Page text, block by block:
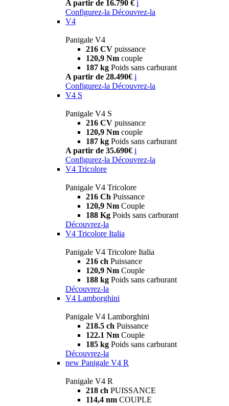
A partir de 16.790 € i
Configurez-la Découvrez-la
V4
Panigale V4
216 CV puissance
120,9 Nm couple
187 kg Poids sans carburant
A partir de 28.490€ i
Configurez-la Découvrez-la
V4 S
Panigale V4 S
216 CV puissance
120,9 Nm couple
187 kg Poids sans carburant
A partir de 35.690€ i
Configurez-la Découvrez-la
V4 Tricolore
Panigale V4 Tricolore
216 Ch Puissance
120,9 Nm Couple
188 Kg Poids sans carburant
Découvrez-la
V4 Tricolore Italia
Panigale V4 Tricolore Italia
216 ch Puissance
120,9 Nm Couple
188 kg Poids sans carburant
Découvrez-la
V4 Lamborghini
Panigale V4 Lamborghini
218.5 ch Puissance
122.1 Nm Couple
185 kg Poids sans carburant
Découvrez-la
new Panigale V4 R
Panigale V4 R
218 ch PUISSANCE
114,4 nm COUPLE